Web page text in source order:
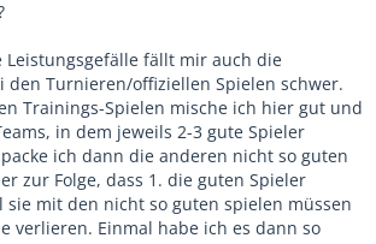
Leistungsgefälle fällt mir auch die
den Turnieren/offiziellen Spielen schwer.
Trainings-Spielen mische ich hier gut und
in dem jeweils 2-3 gute Spieler
ich dann die anderen nicht so guten
zur Folge, dass 1. die guten Spieler
mit den nicht so guten spielen müssen
verlieren. Einmal habe ich es dann so